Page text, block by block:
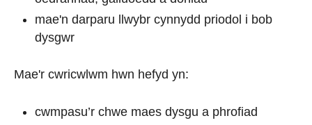
mae'n darparu llwybr cynnydd priodol i bob
dysgwr
Mae'r cwricwlwm hwn hefyd yn:
cwmpasu’r chwe maes dysgu a phrofiad